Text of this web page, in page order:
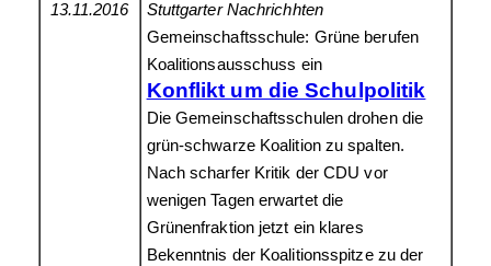
13.11.2016
Stuttgarter Nachrichhten
Gemeinschaftsschule: Grüne berufen
Koalitionsausschuss ein
Konflikt um die Schulpolitik
Die Gemeinschaftsschulen drohen die
grün-schwarze Koalition zu spalten.
Nach scharfer Kritik der CDU vor
wenigen Tagen erwartet die
Grünenfraktion jetzt ein klares
Bekenntnis der Koalitionsspitze zu der